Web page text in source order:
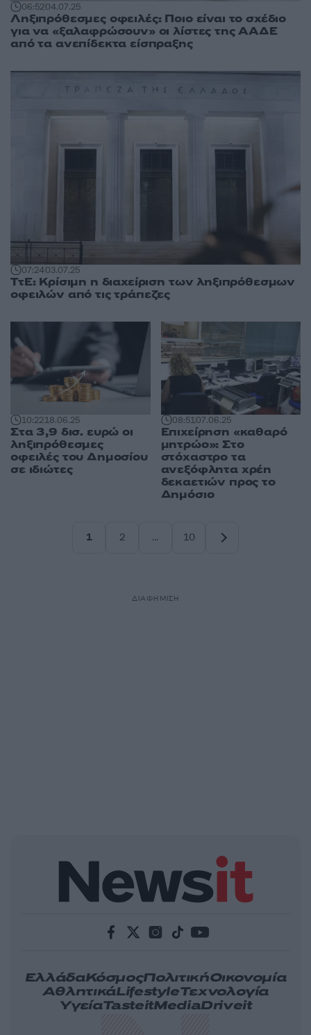
06:5204.07.25
Ληξιπρόθεσμες οφειλές: Ποιο είναι το σχέδιο
για να «ξαλαφρώσουν» οι λίστες της ΑΑΔΕ
από τα ανεπίδεκτα είσπραξης
07:2403.07.25
ΤτΕ: Κρίσιμη η διαχείριση των ληξιπρόθεσμων
οφειλών από τις τράπεζες
10:2218.06.25
Στα 3,9 δισ. ευρώ οι
ληξιπρόθεσμες
οφειλές του Δημοσίου
σε ιδιώτες
08:5107.06.25
Επιχείρηση «καθαρό
μητρώο»: Στο
στόχαστρο τα
ανεξόφλητα χρέη
δεκαετιών προς το
Δημόσιο
1
2
…
10
ΔΙΑΦΗΜΙΣΗ
ΕλλάδαΚόσμοςΠολιτικήΟικονομία
ΑθλητικάLifestyleΤεχνολογία
ΥγείαTasteitMediaDriveit